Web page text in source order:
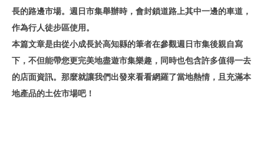
長的路邊市場。週日市集舉辦時，會封鎖道路上其中一邊的車道，
作為行人徒步區使用。
本篇文章是由從小成長於高知縣的筆者在參觀週日市集後親自寫
下，不但能帶您更完美地盡遊市集樂趣，同時也包含許多值得一去
的店面資訊。那麼就讓我們出發來看看網羅了當地熱情，且充滿本
地產品的土佐市場吧！